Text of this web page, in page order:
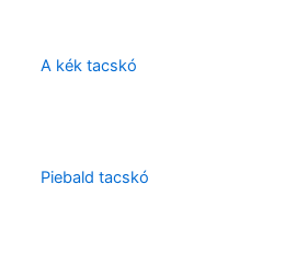
A kék tacskó
Piebald tacskó